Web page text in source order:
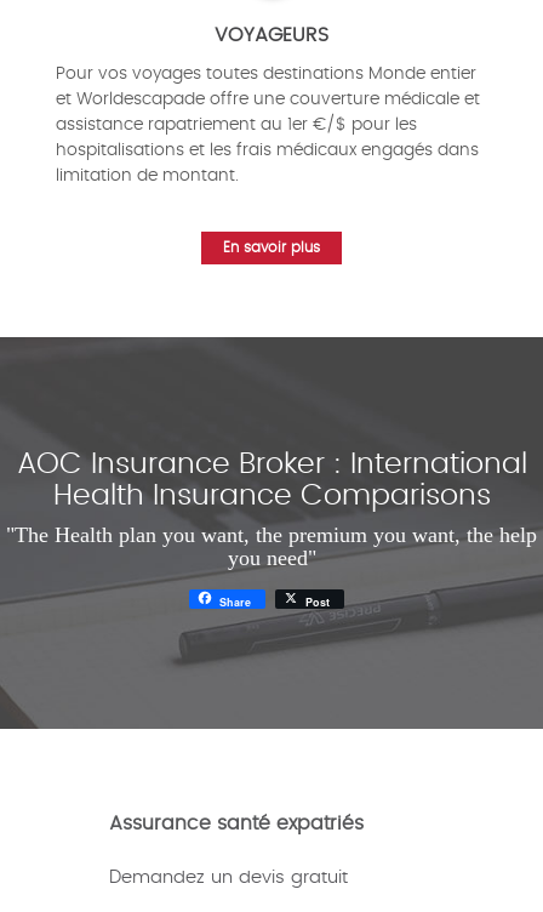
VOYAGEURS
Pour vos voyages toutes destinations Monde entier
et Worldescapade offre une couverture médicale et
assistance rapatriement au 1er €/$ pour les
hospitalisations et les frais médicaux engagés dans
limitation de montant.
En savoir plus
AOC Insurance Broker : International
Health Insurance Comparisons
"The Health plan you want, the premium you want, the help
you need"
Share Post
Assurance santé expatriés
Demandez un devis gratuit